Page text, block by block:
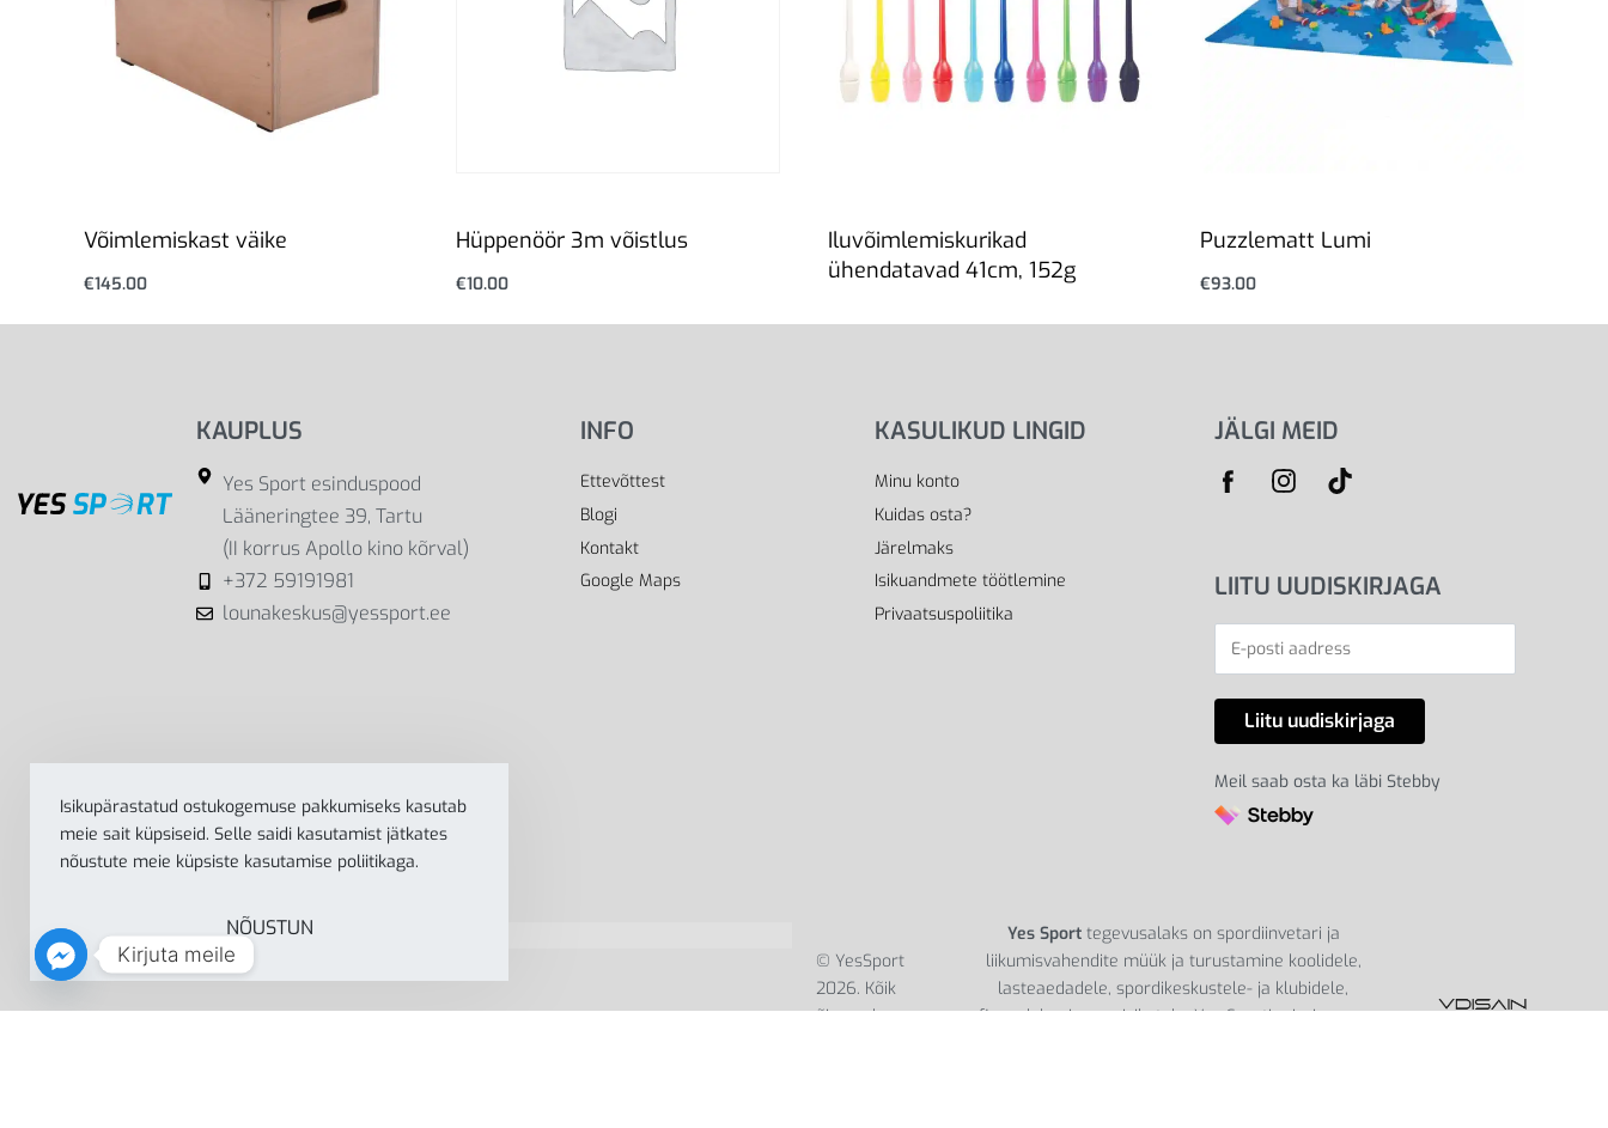
Võimlemiskast väike
€145.00
Hüppenöör 3m võistlus
€10.00
Iluvõimlemiskurikad
ühendatavad 41cm, 152g
Puzzlematt Lumi
€93.00
KAUPLUS
Yes Sport esinduspood
Lääneringtee 39, Tartu
(II korrus Apollo kino kõrval)
+372 59191981
lounakeskus@yessport.ee
INFO
Ettevõttest
Blogi
Kontakt
Google Maps
KASULIKUD LINGID
Minu konto
Kuidas osta?
Järelmaks
Isikuandmete töötlemine
Privaatsuspoliitika
JÄLGI MEID
LIITU UUDISKIRJAGA
Meil saab osta ka läbi Stebby
© YesSport
2026. Kõik
õigused
Yes Sporttegevusalaks on spordiinvetari ja
liikumisvahendite müük ja turustamine koolidele,
lasteaedadele, spordikeskustele- ja klubidele,
firmadele ning eraisikutele. Yes Sporti missioon on
Isikupärastatud ostukogemuse pakkumiseks kasutab
meie sait küpsiseid. Selle saidi kasutamist jätkates
nõustute meie küpsiste kasutamise poliitikaga.
NÕUSTUN
Kirjuta meile